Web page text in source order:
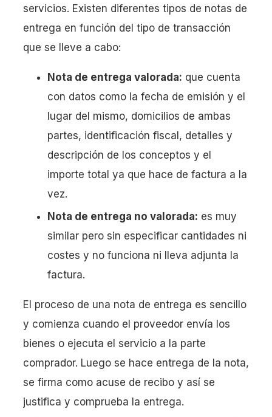
servicios. Existen diferentes tipos de notas de
entrega en función del tipo de transacción
que se lleve a cabo:
Nota de entrega valorada: que cuenta
con datos como la fecha de emisión y el
lugar del mismo, domicilios de ambas
partes, identificación fiscal, detalles y
descripción de los conceptos y el
importe total ya que hace de factura a la
vez.
Nota de entrega no valorada: es muy
similar pero sin especificar cantidades ni
costes y no funciona ni lleva adjunta la
factura.
El proceso de una nota de entrega es sencillo
y comienza cuando el proveedor envía los
bienes o ejecuta el servicio a la parte
comprador. Luego se hace entrega de la nota,
se firma como acuse de recibo y así se
justifica y comprueba la entrega.